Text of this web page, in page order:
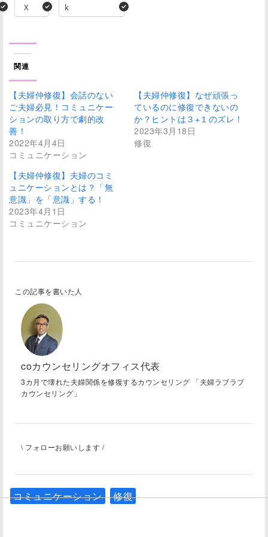
X
k
関連
【夫婦仲修復】会話のない
ご夫婦必見！コミュニケー
ションの取り方で劇的改
善！
2022年4月4日
コミュニケーション
【夫婦仲修復】なぜ頑張っ
ているのに修復できないの
か？ヒントは３+１のズレ！
2023年3月18日
修復
【夫婦仲修復】夫婦のコミ
ュニケーションとは？「無
意識」を「意識」する！
2023年4月1日
コミュニケーション
この記事を書いた人
coカウンセリングオフィス代表
3カ月で壊れた夫婦関係を修復するカウンセリング 「夫婦ラブラブ
カウンセリング」
\ フォローお願いします /
コミュニケーション 修復